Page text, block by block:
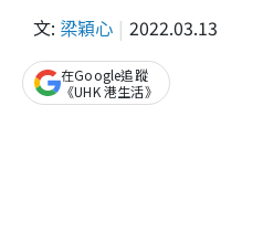
文: 梁穎心 2022.03.13
在Google追蹤
《UHK 港生活》